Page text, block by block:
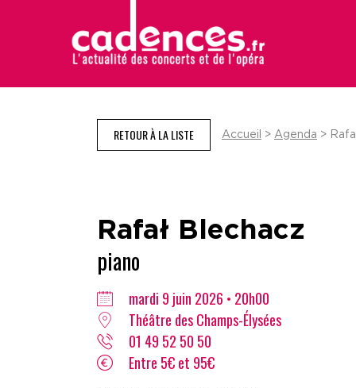
RETOUR À LA LISTE Accueil > Agenda >
Rafał Blechacz
piano
mardi 9 juin 2026 • 20h00
Théâtre des Champs-Élysées
01 49 52 50 50
Entre 5€ et 95€